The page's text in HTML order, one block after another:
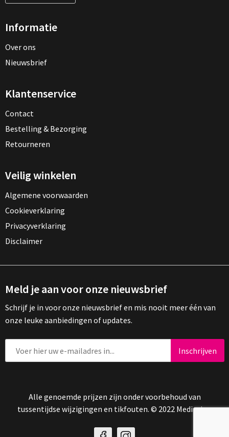
Informatie
Over ons
Nieuwsbrief
Klantenservice
Contact
Bestelling & Bezorging
Retourneren
Veilig winkelen
Algemene voorwaarden
Cookieverklaring
Privacyverklaring
Disclaimer
Meld je aan voor onze nieuwsbrief
Schrijf je in voor onze nieuwsbrief en mis nooit meer één van
onze leuke aanbiedingen of updates.
Alle genoemde prijzen zijn onder voorbehoud van
tussentijdse wijzigingen en tikfouten. © 2022 Mediasign